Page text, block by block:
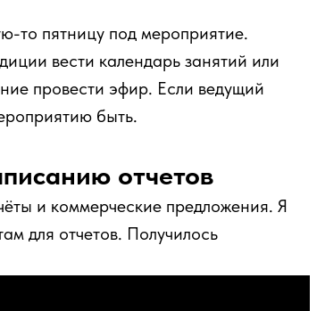
то пятницу под мероприятие.
вести календарь занятий или
провести эфир. Если ведущий
быть.
отчетов
и коммерческие предложения. Я
для отчетов. Получилось